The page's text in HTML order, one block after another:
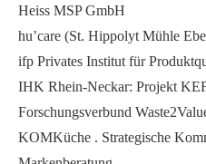
Heiss MSP GmbH
hu’care (St. Hippolyt Mühle
ifp Privates Institut für
IHK Rhein-Neckar: Projekt
Forschungsverbund
KOMKüche . Strategische